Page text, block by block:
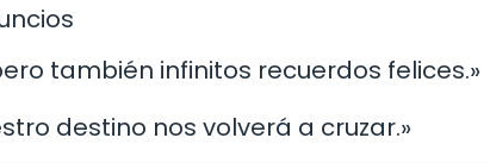
también infinitos recuerdos felices.»
destino nos volverá a cruzar.»